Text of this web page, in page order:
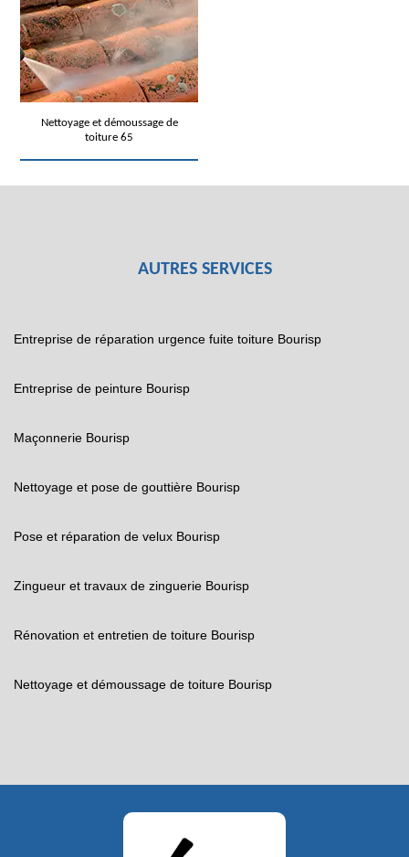
Nettoyage et démoussage de
toiture 65
AUTRES SERVICES
Entreprise de réparation urgence fuite toiture Bourisp
Entreprise de peinture Bourisp
Maçonnerie Bourisp
Nettoyage et pose de gouttière Bourisp
Pose et réparation de velux Bourisp
Zingueur et travaux de zinguerie Bourisp
Rénovation et entretien de toiture Bourisp
Nettoyage et démoussage de toiture Bourisp